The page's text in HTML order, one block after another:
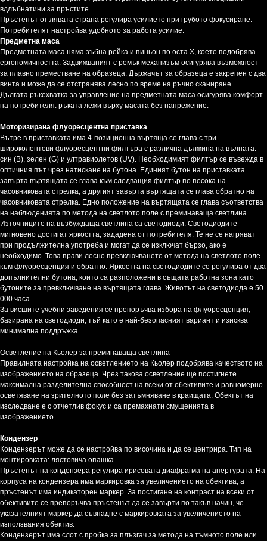
вдлъбнатини за пръстите.
Пръстенът от лявата страна регулира усилието при грубото фокусиране.
Потребителят настройва удобното за работа усилие.
Предметна маса
Предметната маса няма зъбна рейка и пиньон по оста X, което подобрява
ергономичността. Задвижваният с ремък механизъм осигурява възможност
за плавно преместване на образеца. Държачът за образеца е закрепен с два
винта и може да се отстранява лесно по време на ръчно сканиране.
Дългата ръкохватка за управление на предметната маса осигурява комфорт
на потребителя: ръката лежи върху масата без напрежение.
Моторизирана флуоресцентна приставка
Вътре в приставката има 4-позиционна въртяща се глава с три
широколентови флуоресцентни филтъра с различна дължина на вълната:
син (В), зелен (G) и ултравиолетов (UV). Необходимият филтър се въвежда в
оптичния път чрез натискане на бутона. Единият бутон на приставката
завърта въртящата се глава към следващия филтър по посока на
часовниковата стрелка, а другият завърта въртящата се глава обратно на
часовниковата стрелка. Едно положение на въртящата се глава съответства
на наблюденията по метода на светлото поле с преминаваща светлина.
Източниците на възбуждаща светлина са светодиоди. Светодиодите
мигновено достигат яркостта, зададена от потребителя. Те не се нагряват
при продължителна употреба и могат да се изключат бързо, ако е
необходимо. Това прави лесно превключването от метода на светлото поле
към флуоресценция и обратно. Яркостта на светодиодите се регулира от два
допълнителни бутона, които са разположени в същата работна зона като
бутоните за превключване на въртящата глава. Животът на светодиода е 50
000 часа.
За висшите учебни заведения се препоръчва избора на флуоресценция,
базирана на светодиоди, тъй като е най-безопасният вариант и изисква
минимална поддръжка.
Осветление на Кьолер за преминаваща светлина
Правилната настройка на осветлението на Кьолер подобрява качеството на
изображението на образеца. Чрез такова осветление ще постигнете
максимална разделителна способност на всеки от обективите и равномерно
осветяване на зрителното поле без затъмняване в краищата. Обектът на
изследване е с отчетлив фокус и са премахнати смущенията в
изображението.
Кондензер
Кондензерът може да се настройва по височина и да се центрира. Тип на
монтировката: лястовича опашка.
Пръстенът на кондензера регулира ирисовата диафрагма на апертурата. На
корпуса на кондензера има маркировка за увеличението на обектива, а
пръстенът има индикаторен маркер. За постигане на контраст на всеки от
обективите се препоръчва пръстенът да се завърти по такъв начин, че
указателният маркер да съвпадне с маркировката за увеличението на
използвания обектив.
Кондензерът има слот с пробка за плъзгач за метода на тъмното поле или